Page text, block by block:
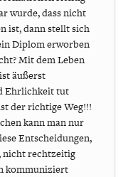
wurde, dass nicht
ist, dann stellt sich
Diplom erworben
Mit dem Leben
äußerst
Ehrlichkeit tut
der richtige Weg!!!
kann man nur
Entscheidungen,
nicht rechtzeitig
kommuniziert